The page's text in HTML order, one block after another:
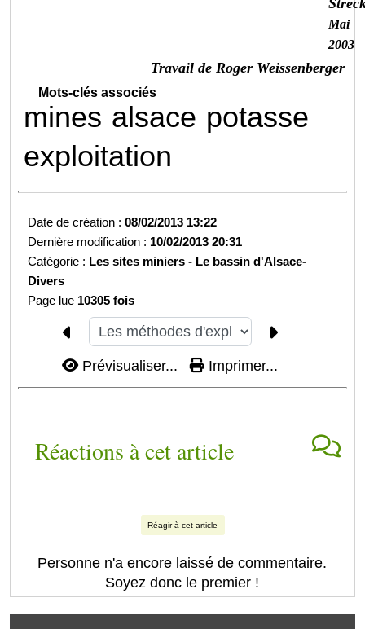
Mai
2003
Travail de Roger Weissenberger
Mots-clés associés
mines alsace potasse
exploitation
Date de création :08/02/2013 13:22
Dernière modification : 10/02/2013 20:31
Catégorie : Les sites miniers - Le bassin d'Alsace-
Divers
Page lue 10305 fois
Prévisualiser... Imprimer...
Réactions à cet article
Réagir à cet article
Personne n'a encore laissé de commentaire.
Soyez donc le premier !